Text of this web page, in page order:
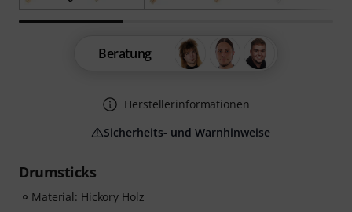
Drumsticks
Material: Hickory Holz
Beratung
Herstellerinformationen
Sicherheits- und Warnhinweise